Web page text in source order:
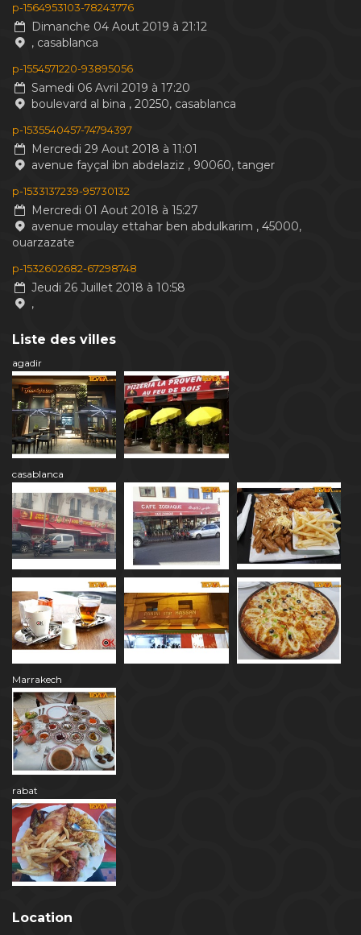
p-1564953103-78243776
Dimanche 04 Aout 2019 à 21:12
, casablanca
p-1554571220-93895056
Samedi 06 Avril 2019 à 17:20
boulevard al bina , 20250, casablanca
p-1535540457-74794397
Mercredi 29 Aout 2018 à 11:01
avenue fayçal ibn abdelaziz , 90060, tanger
p-1533137239-95730132
Mercredi 01 Aout 2018 à 15:27
avenue moulay ettahar ben abdulkarim , 45000,
ouarzazate
p-1532602682-67298748
Jeudi 26 Juillet 2018 à 10:58
,
Liste des villes
agadir
casablanca
Marrakech
rabat
Location